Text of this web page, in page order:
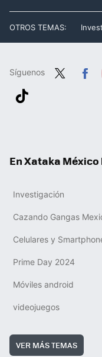
OTROS TEMAS:
Síguenos
En Xataka
Investigación
Cazando Gangas
Celulares y
Prime Day 2024
Móviles android
videojuegos
VER MÁS TEMAS